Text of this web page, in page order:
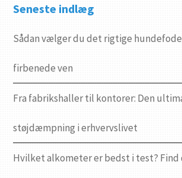
Seneste indlæg
Sådan vælger du det rigtige
firbenede ven
Fra fabrikshaller til kontorer: Den
støjdæmpning i erhvervslivet
Hvilket alkometer er bedst i test?